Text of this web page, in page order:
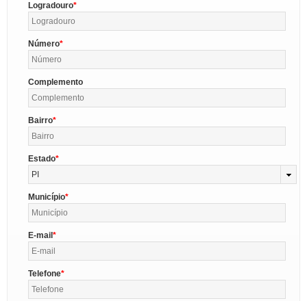
Logradouro
Número
Complemento
Bairro
Estado
PI
Município
E-mail
Telefone